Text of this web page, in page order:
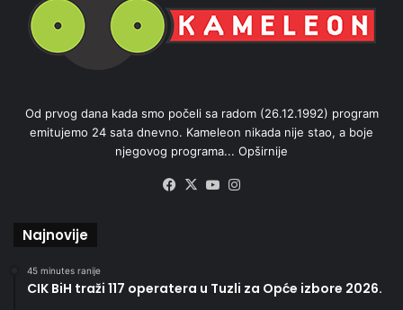
Od prvog dana kada smo počeli sa radom (26.12.1992) program
emitujemo 24 sata dnevno. Kameleon nikada nije stao, a boje
njegovog programa... Opširnije
Facebook
X YouTube
Najnovije
45 minutes ranije
CIK BiH traži 117 operatera u Tuzli za Opće izbore 2026.